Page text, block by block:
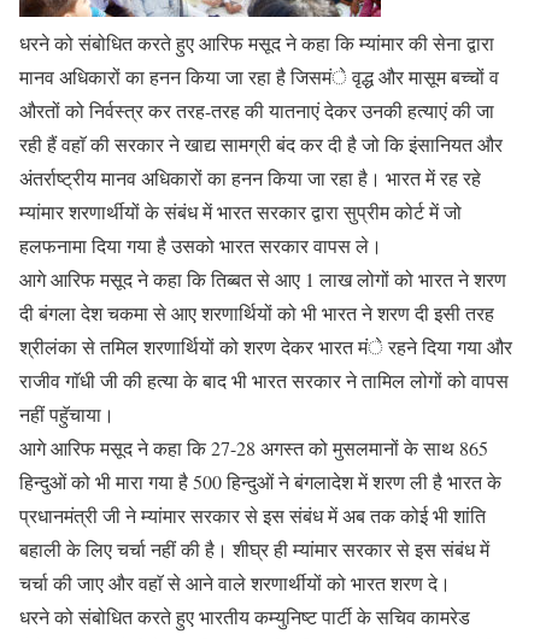
धरने को संबोधित करते हुए आरिफ मसूद ने कहा कि म्यांमार की सेना द्वारा
मानव अधिकारों का हनन किया जा रहा है जिसमंे वृद्ध और मासूम बच्चों व
औरतों को निर्वस्त्र कर तरह-तरह की यातनाएं देकर उनकी हत्याएं की जा
रही हैं वहाॅ की सरकार ने खाद्य सामग्री बंद कर दी है जो कि इंसानियत और
अंतर्राष्ट्रीय मानव अधिकारों का हनन किया जा रहा है। भारत में रह रहे
म्यांमार शरणार्थीयों के संबंध में भारत सरकार द्वारा सुप्रीम कोर्ट में जो
हलफनामा दिया गया है उसको भारत सरकार वापस ले।
आगे आरिफ मसूद ने कहा कि तिब्बत से आए 1 लाख लोगों को भारत ने शरण
दी बंगला देश चकमा से आए शरणार्थियों को भी भारत ने शरण दी इसी तरह
श्रीलंका से तमिल शरणार्थियों को शरण देकर भारत मंे रहने दिया गया और
राजीव गाॅधी जी की हत्या के बाद भी भारत सरकार ने तामिल लोगों को वापस
नहीं पहुॅचाया।
आगे आरिफ मसूद ने कहा कि 27-28 अगस्त को मुसलमानों के साथ 865
हिन्दुओं को भी मारा गया है 500 हिन्दुओं ने बंगलादेश में शरण ली है भारत के
प्रधानमंत्री जी ने म्यांमार सरकार से इस संबंध में अब तक कोई भी शांति
बहाली के लिए चर्चा नहीं की है। शीघ्र ही म्यांमार सरकार से इस संबंध में
चर्चा की जाए और वहाॅ से आने वाले शरणार्थीयों को भारत शरण दे।
धरने को संबोधित करते हुए भारतीय कम्युनिष्ट पार्टी के सचिव कामरेड